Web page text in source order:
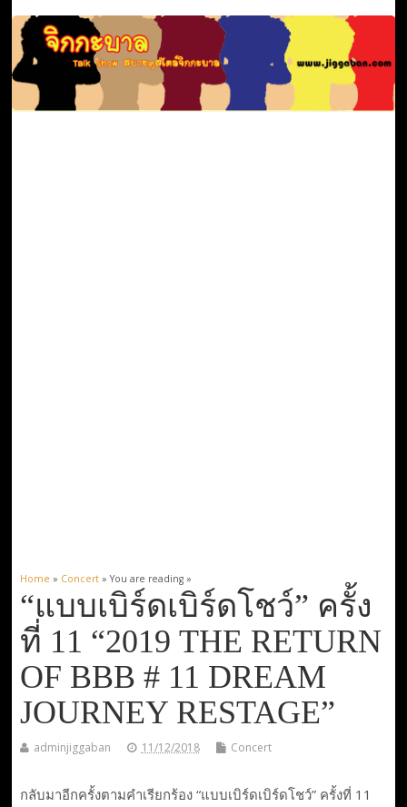
Home » Concert» You are reading »
“แบบเบิร์ดเบิร์ดโชว์” ครั้ง
ที่ 11 “2019 THE RETURN
OF BBB # 11 DREAM
JOURNEY RESTAGE”
adminjiggaban 11/12/2018 Concert
กลับมาอีกครั้งตามคำเรียกร้อง “แบบเบิร์ดเบิร์ดโชว์” ครั้งที่ 11